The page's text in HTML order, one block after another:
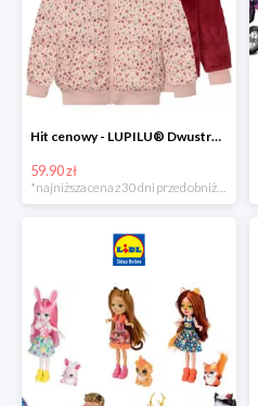
Hit cenowy - LUPILU® Dwustronna kurtka pikowana dziewczęca
59.90 zł
*najniższa cena z 30 dni przed obniżką